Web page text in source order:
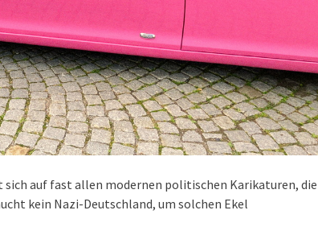
sich auf fast allen modernen politischen Karikaturen, die
kein Nazi-Deutschland, um solchen Ekel